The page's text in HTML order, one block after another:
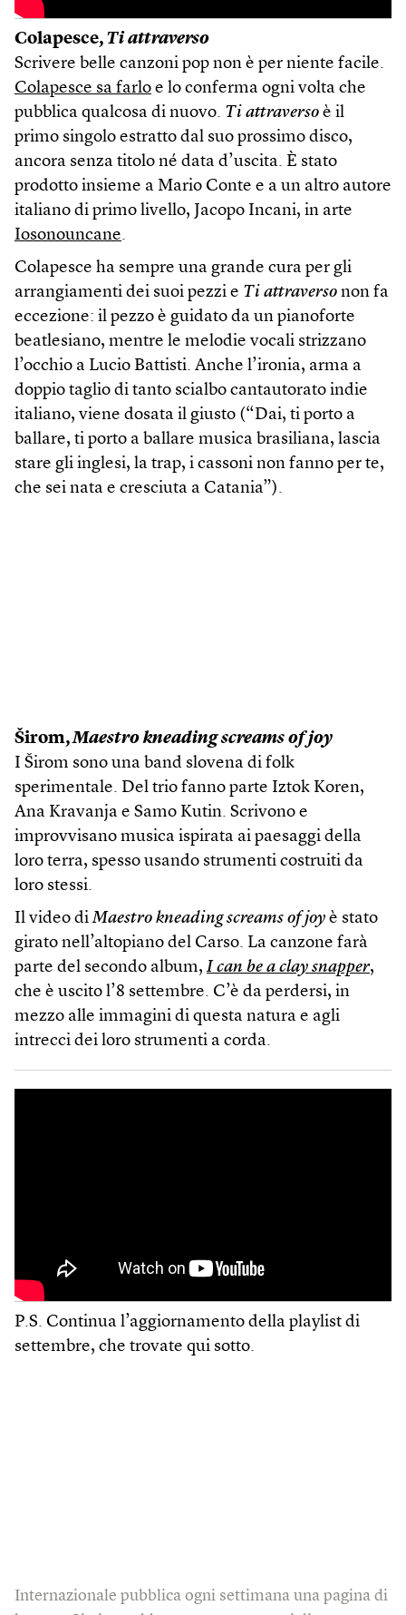
Colapesce, Ti attraverso
Scrivere belle canzoni pop non è per niente facile.
Colapesce sa farlo e lo conferma ogni volta che
pubblica qualcosa di nuovo. Ti attraverso è il
primo singolo estratto dal suo prossimo disco,
ancora senza titolo né data d’uscita. È stato
prodotto insieme a Mario Conte e a un altro autore
italiano di primo livello, Jacopo Incani, in arte
Iosonouncane.
Colapesce ha sempre una grande cura per gli
arrangiamenti dei suoi pezzi e Ti attraverso non fa
eccezione: il pezzo è guidato da un pianoforte
beatlesiano, mentre le melodie vocali strizzano
l’occhio a Lucio Battisti. Anche l’ironia, arma a
doppio taglio di tanto scialbo cantautorato indie
italiano, viene dosata il giusto (“Dai, ti porto a
ballare, ti porto a ballare musica brasiliana, lascia
stare gli inglesi, la trap, i cassoni non fanno per te,
che sei nata e cresciuta a Catania”).
Širom,Maestro kneading screams of joy
I Širom sono una band slovena di folk
sperimentale. Del trio fanno parte Iztok Koren,
Ana Kravanja e Samo Kutin. Scrivono e
improvvisano musica ispirata ai paesaggi della
loro terra, spesso usando strumenti costruiti da
loro stessi.
Il video diMaestro kneading screams of joy è stato
girato nell’altopiano del Carso. La canzone farà
parte del secondo album, I can be a clay snapper,
che è uscito l’8 settembre. C’è da perdersi, in
mezzo alle immagini di questa natura e agli
intrecci dei loro strumenti a corda.
P.S. Continua l’aggiornamento della playlist di
settembre, che trovate qui sotto.
Internazionale pubblica ogni settimana una pagina di